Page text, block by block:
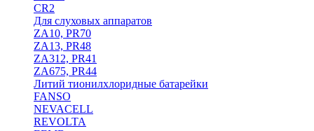
CR2
Для слуховых аппаратов
ZA10, PR70
ZA13, PR48
ZA312, PR41
ZA675, PR44
Литий тионилхлоридные батарейки
FANSO
NEVACELL
REVOLTA